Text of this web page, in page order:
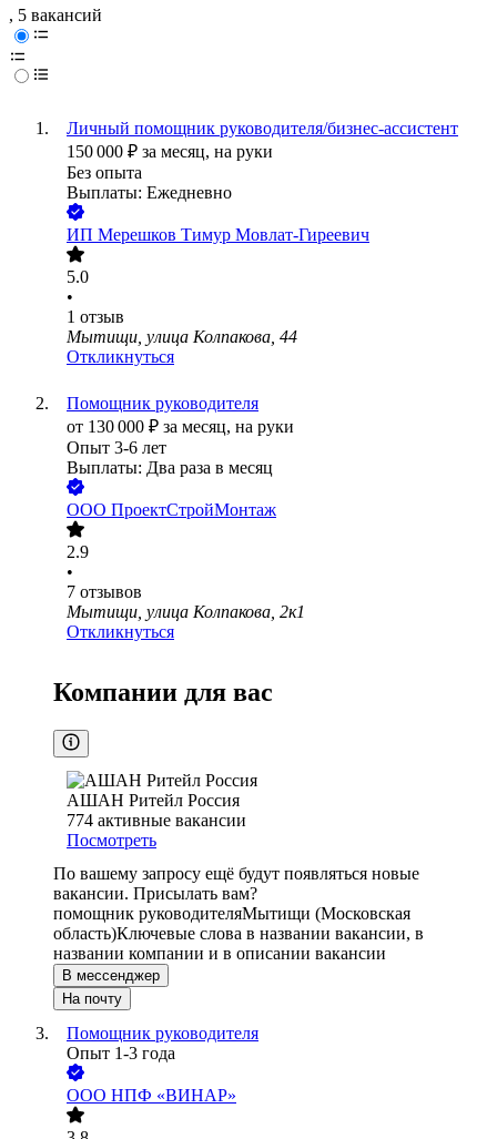
, 5 вакансий
Личный помощник руководителя/бизнес-ассистент
150 000 ₽ за месяц, на руки
Без опыта
Выплаты: Ежедневно
ИП Мерешков Тимур Мовлат-Гиреевич
5.0
•
1 отзыв
Мытищи, улица Колпакова, 44
Откликнуться
Помощник руководителя
от 130 000 ₽ за месяц, на руки
Опыт 3-6 лет
Выплаты: Два раза в месяц
ООО ПроектСтройМонтаж
2.9
•
7 отзывов
Мытищи, улица Колпакова, 2к1
Откликнуться
Компании для вас
АШАН Ритейл Россия
774 активные вакансии
Посмотреть
По вашему запросу ещё будут появляться новые
вакансии. Присылать вам?
помощник руководителяМытищи (Московская
область)Ключевые слова в названии вакансии, в
названии компании и в описании вакансии
В мессенджер
На почту
Помощник руководителя
Опыт 1-3 года
ООО НПФ «ВИНАР»